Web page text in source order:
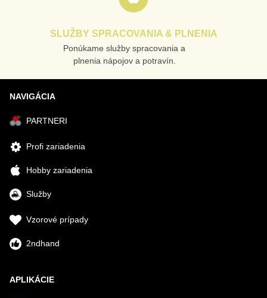
SLUŽBY SPRACOVANIA & PLNENIA
Ponúkame služby spracovania a
plnenia nápojov a potravín.
NAVIGÁCIA
PARTNERI
Profi zariadenia
Hobby zariadenia
Služby
Vzorové prípady
2ndhand
APLIKÁCIE